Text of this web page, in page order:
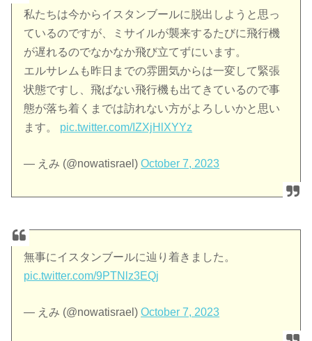
私たちは今からイスタンブールに脱出しようと思っ
ているのですが、ミサイルが襲来するたびに飛行機
が遅れるのでなかなか飛び立てずにいます。
エルサレムも昨日までの雰囲気からは一変して緊張
状態ですし、飛ばない飛行機も出てきているので事
態が落ち着くまでは訪れない方がよろしいかと思い
ます。 pic.twitter.com/IZXjHlXYYz
— えみ (@nowatisrael)October 7, 2023
無事にイスタンブールに辿り着きました。
pic.twitter.com/9PTNlz3EQj
— えみ (@nowatisrael)October 7, 2023